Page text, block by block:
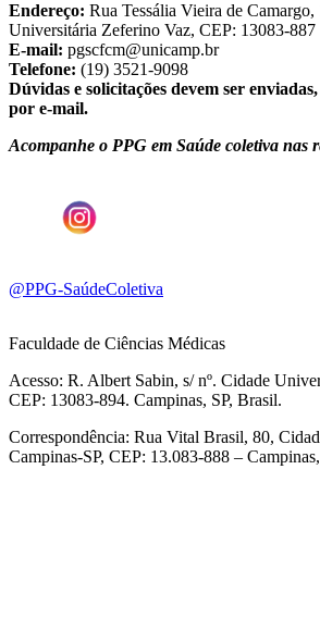
Endereço: Rua Tessália Vieira de
Universitária Zeferino Vaz, CEP: 13083-887
E-mail: pgscfcm@unicamp.br
Telefone: (19) 3521-9098
Dúvidas e solicitações devem ser
por e-mail.
Acompanhe o PPG em Saúde coletiva nas
@PPG-SaúdeColetiva
Faculdade de Ciências Médicas
Acesso: R. Albert Sabin, s/ nº. Cidade
CEP: 13083-894. Campinas, SP, Brasil.
Correspondência: Rua Vital Brasil, 80,
Campinas-SP, CEP: 13.083-888 –